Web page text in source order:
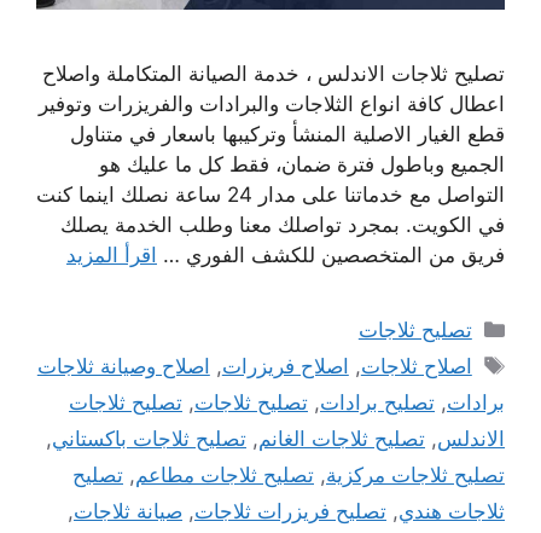
تصليح ثلاجات الاندلس ، خدمة الصيانة المتكاملة واصلاح
اعطال كافة انواع الثلاجات والبرادات والفريزرات وتوفير
قطع الغيار الاصلية المنشأ وتركيبها باسعار في متناول
الجميع وباطول فترة ضمان، فقط كل ما عليك هو
التواصل مع خدماتنا على مدار 24 ساعة نصلك اينما كنت
في الكويت. بمجرد تواصلك معنا وطلب الخدمة يصلك
فريق من المتخصصين للكشف الفوري … اقرأ المزيد
التصنيفات
تصليح ثلاجات
الوسوم
اصلاح ثلاجات, اصلاح فريزرات, اصلاح وصيانة ثلاجات
برادات, تصليح برادات, تصليح ثلاجات, تصليح ثلاجات
الاندلس, تصليح ثلاجات الغانم, تصليح ثلاجات باكستاني,
تصليح ثلاجات مركزية, تصليح ثلاجات مطاعم, تصليح
ثلاجات هندي, تصليح فريزرات ثلاجات, صيانة ثلاجات,